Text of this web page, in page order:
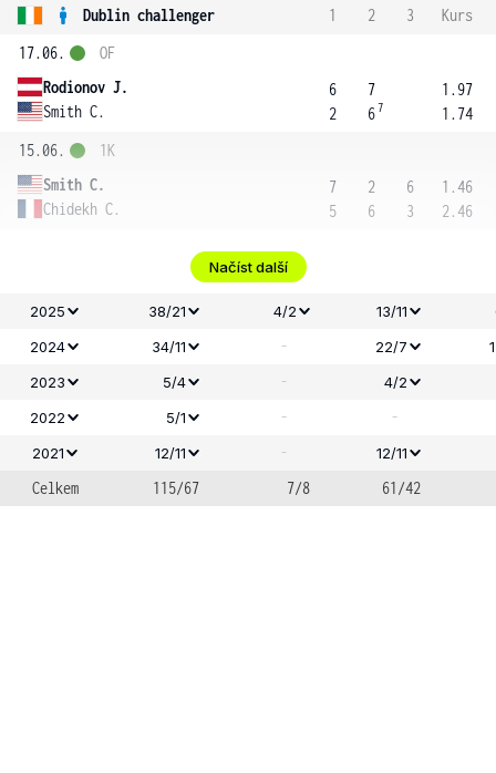
Dublin challenger 1 2 3
Kurs
17.06.
Rodionov J.
Smith C.
OF
6
2
7
67
1.97
1.74
15.06.
Smith C.
Chidekh C.
1K
7
5
2
6
6
3
1.46
2.46
Načíst další
2025 38/21 4/2 13/11
2024
34/11 - 22/7
2023
5/4 -
4/2
2022
5/1 - -
2021 12/11 - 12/11
Celkem 115/67 7/8 61/42